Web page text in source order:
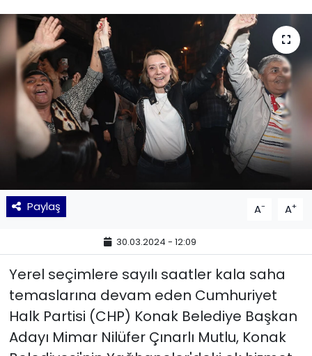
Paylaş A- A+
30.03.2024 - 12:09
Yerel seçimlere sayılı saatler kala saha
temaslarına devam eden Cumhuriyet
Halk Partisi (CHP) Konak Belediye Başkan
Adayı Mimar Nilüfer Çınarlı Mutlu, Konak
POLİTİKA
SAĞLIK
Siyaset
SPOR
TEKNOLOJİ
Yaşam
YEREL POLİTİKA
YEREL YÖNETİMLER
Yurt